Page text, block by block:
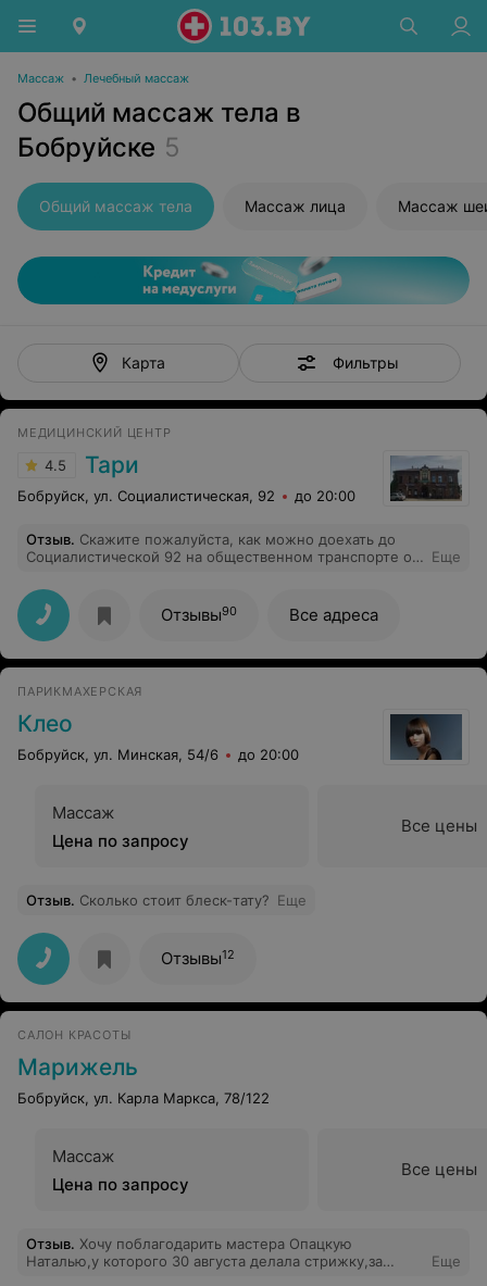
Массаж • Лечебный массаж
Общий массаж тела в
Бобруйске 5
Общий массаж тела Массаж лица Массаж
Карта Фильтры
МЕДИЦИНСКИЙ ЦЕНТР
4.5 Тари
Бобруйск, ул. Социалистическая, 92 до 20:00
Отзыв. Скажите пожалуйста, как можно доехать до
Социалистической 92 на общественном транспорте от
Еще
Отзывы90 Все адреса
ПАРИКМАХЕРСКАЯ
Клео
Бобруйск, ул. Минская, 54/6 до 20:00
Массаж
Цена по запросу
Все цены
Отзыв. Сколько стоит блеск-тату? Еще
Отзывы12
САЛОН КРАСОТЫ
Марижель
Бобруйск, ул. Карла Маркса, 78/122
Массаж
Цена по запросу
Все цены
Отзыв. Хочу поблагодарить мастера Опацкую
Наталью,у которого 30 августа делала стрижку,за
Еще